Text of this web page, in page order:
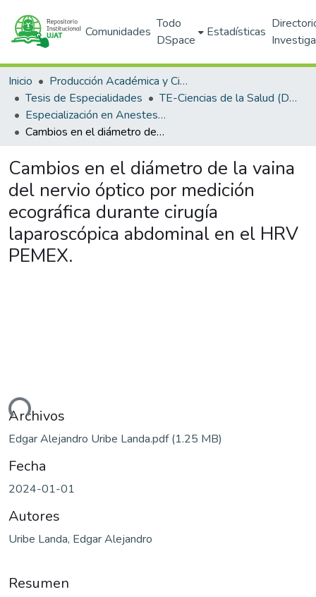
Comunidades
Todo
DSpace
Estadísticas
Inicio
Producción Académica y Científica
Tesis de Especialidades
TE-Ciencias de la Salud (DACS)
Especialización en Anestesiología (PNPC)
Cambios en el diámetro de la vaina del nervio óptico por medición ecográfica durante cirugía laparoscópica abdominal en el HRV PEMEX.
Cambios en el diámetro de la vaina
del nervio óptico por medición
ecográfica durante cirugía
laparoscópica abdominal en el HRV
PEMEX.
Archivos
Edgar Alejandro Uribe Landa.pdf(1.25 MB)
Fecha
2024-01-01
Autores
Uribe Landa, Edgar Alejandro
Resumen